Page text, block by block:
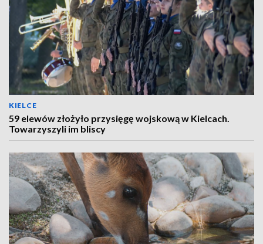
KIELCE
59 elewów złożyło przysięgę wojskową w Kielcach.
Towarzyszyli im bliscy